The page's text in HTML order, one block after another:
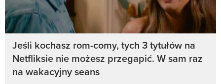
Jeśli kochasz rom-comy, tych 3 tytułów na
Netfliksie nie możesz przegapić. W sam raz
na wakacyjny seans